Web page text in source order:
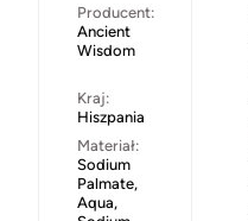
Producent:
Ancient
Wisdom
Kraj:
Hiszpania
Materiał:
Sodium
Palmate,
Aqua,